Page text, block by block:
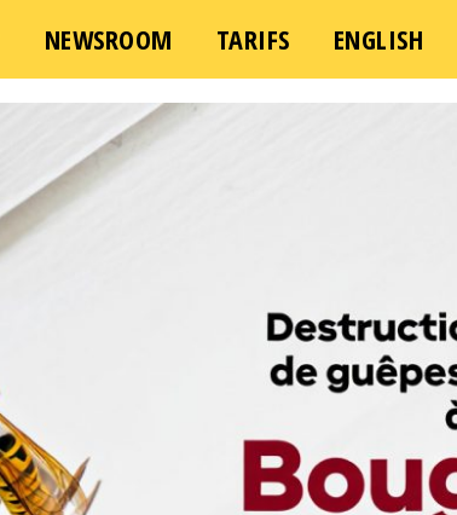
NEWSROOM TARIFS ENGLISH